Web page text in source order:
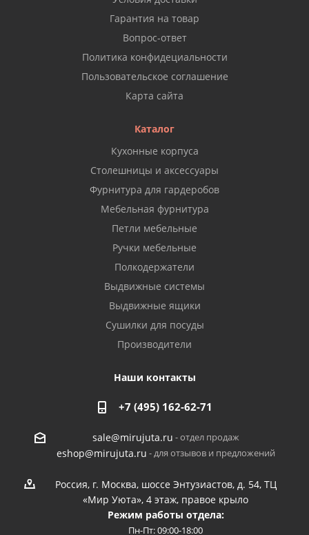
Гарантия на товар
Вопрос-ответ
Политика конфидециальности
Пользовательское соглашение
Карта сайта
Каталог
Кухонные корпуса
Столешницы и аксессуары
Фурнитура для гардеробов
Мебельная фурнитура
Петли мебельные
Ручки мебельные
Полкодержатели
Выдвижные системы
Выдвижные ящики
Сушилки для посуды
Производители
Наши контакты
+7 (495) 162-62-71
sale@mirujuta.ru - отдел продаж
eshop@mirujuta.ru - для отзывов и предложений
Россия, г. Москва, шоссе Энтузиастов, д. 54, ТЦ
«Мир Уюта», 4 этаж, правое крыло
Режим работы отдела:
Пн-Пт: 09:00-18:00